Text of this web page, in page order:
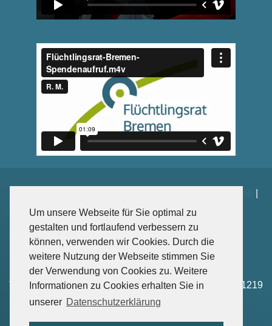
Um unsere Webseite für Sie optimal zu
gestalten und fortlaufend verbessern zu
können, verwenden wir Cookies. Durch die
weitere Nutzung der Webseite stimmen Sie
der Verwendung von Cookies zu. Weitere
Informationen zu Cookies erhalten Sie in
unserer Datenschutzerklärung
Weiterführende Links
Sankt-Jürgen-Str. 102, 28203 Bremen
Tel: +49 – (0)421-4166 1218 | Fax: +49 – (0)421-4166 1219
Mail: info(at)fluechtlingsrat-bremen.de